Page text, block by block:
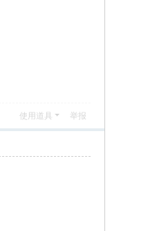
使用道具 举报